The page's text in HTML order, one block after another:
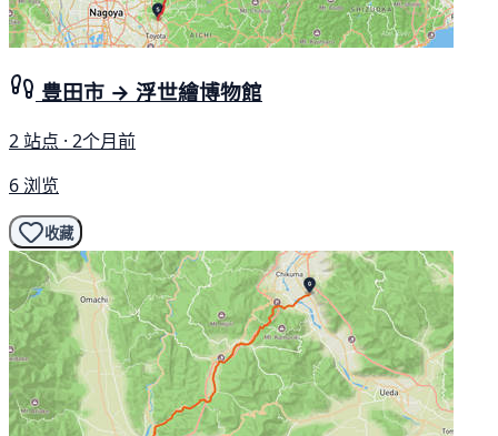
豊田市 → 浮世繪博物館
2 站点 · 2个月前
6 浏览
收藏